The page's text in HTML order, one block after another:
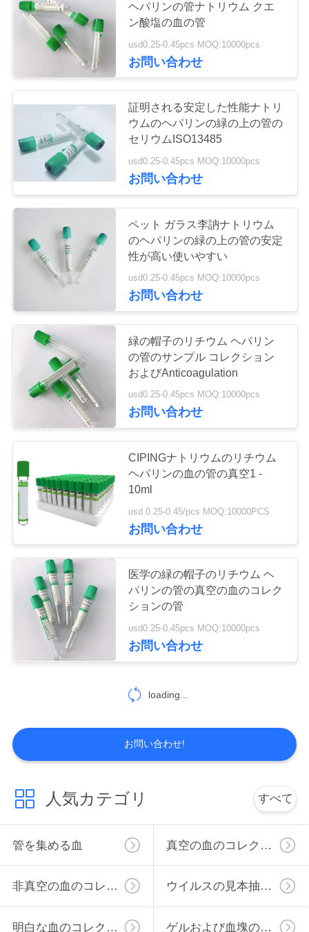
質
達
連
さ
を
要
求
し
な
地
PRIVACY
POLICY
ヘパリンの管ナトリウム クエ
ン酸塩の血の管
usd0.25-0.45pcs MOQ:10000pcs
お問い合わせ
証明される安定した性能ナトリ
ウムのヘパリンの緑の上の管の
セリウムISO13485
usd0.25-0.45pcs MOQ:10000pcs
お問い合わせ
ペット ガラス李訥ナトリウム
のヘパリンの緑の上の管の安定
性が高い使いやすい
usd0.25-0.45pcs MOQ:10000pcs
お問い合わせ
緑の帽子のリチウム ヘパリン
の管のサンプル コレクション
およびAnticoagulation
usd0.25-0.45pcs MOQ:10000pcs
お問い合わせ
CIPINGナトリウムのリチウム
ヘパリンの血の管の真空1 -
10ml
usd 0.25-0.45/pcs MOQ:10000PCS
お問い合わせ
医学の緑の帽子のリチウム ヘ
パリンの管の真空の血のコレク
ションの管
usd0.25-0.45pcs MOQ:10000pcs
お問い合わせ
loading...
お問い合わせ!
人気カテゴリ すべて
管を集める血 真空の血のコレクションの管
非真空の血のコレクションの管 ウイルスの見本抽出管
明白な血のコレクションの管 ゲルおよび血塊の活性剤の管